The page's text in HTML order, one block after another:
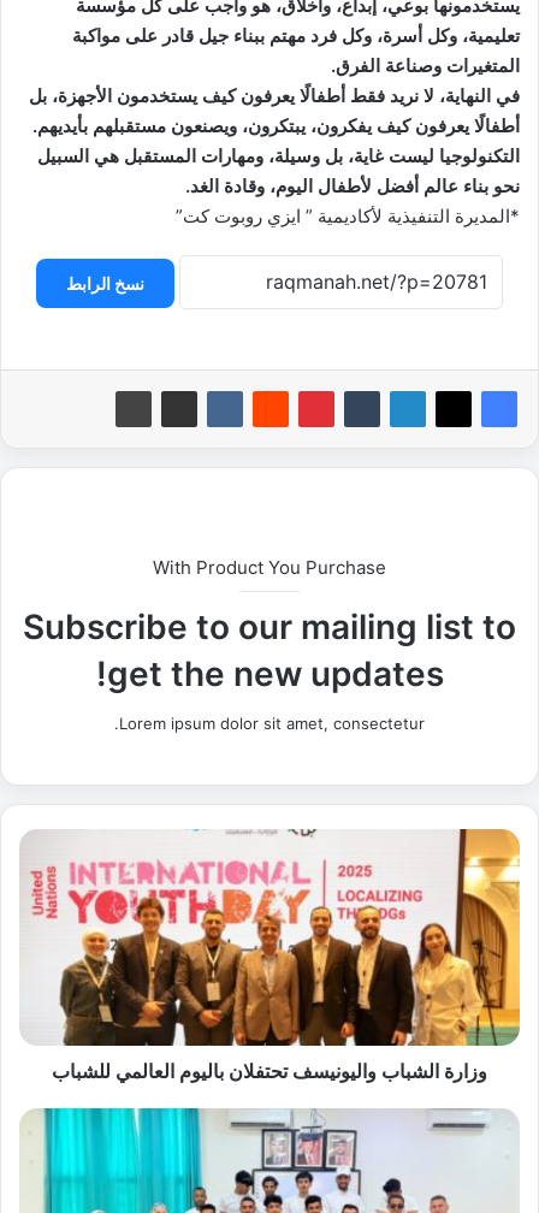
يستخدمونها بوعي، إبداع، وأخلاق، هو واجب على كل مؤسسة
تعليمية، وكل أسرة، وكل فرد مهتم ببناء جيل قادر على مواكبة
المتغيرات وصناعة الفرق.
في النهاية، لا نريد فقط أطفالًا يعرفون كيف يستخدمون الأجهزة، بل
أطفالًا يعرفون كيف يفكرون، يبتكرون، ويصنعون مستقبلهم بأيديهم.
التكنولوجيا ليست غاية، بل وسيلة، ومهارات المستقبل هي السبيل
نحو بناء عالم أفضل لأطفال اليوم، وقادة الغد.
*المديرة التنفيذية لأكاديمية ” ايزي روبوت كت”
نسخ الرابط
With Product You Purchase
Subscribe to our mailing list to
get the new updates!
Lorem ipsum dolor sit amet, consectetur.
و
ز
ا
ر
ش
ب
و
وزارة الشباب واليونيسف تحتفلان باليوم العالمي للشباب
"